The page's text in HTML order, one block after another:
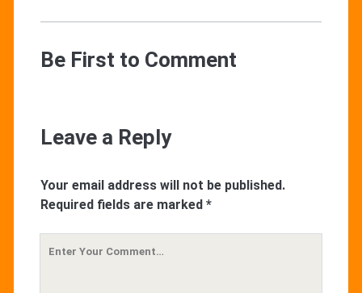
Be First to Comment
Leave a Reply
Your email address will not be published.
Required fields are marked *